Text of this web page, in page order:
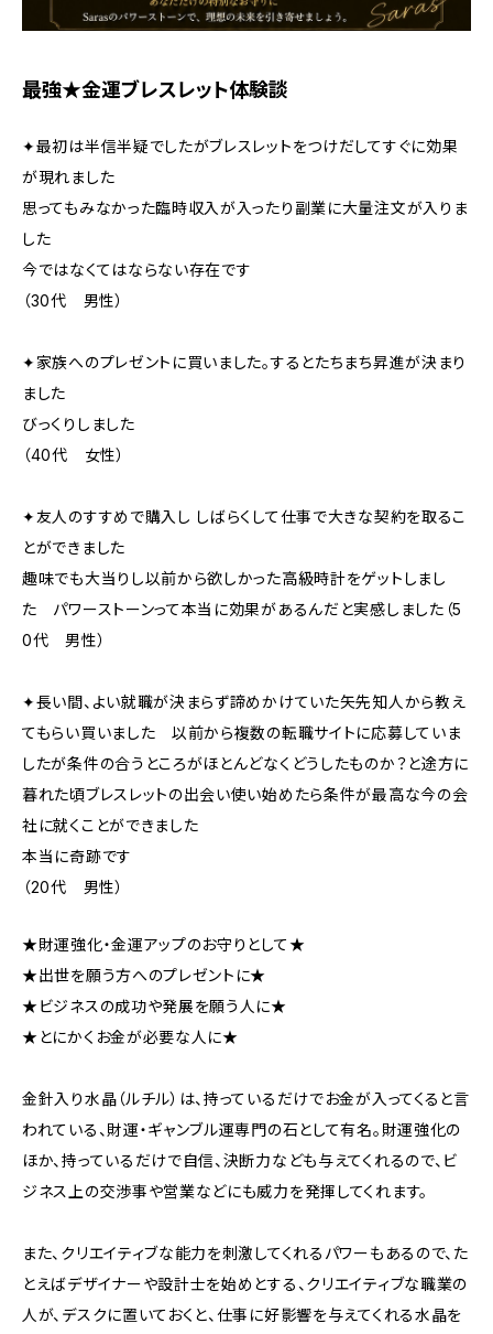
最強★金運ブレスレット体験談
✦最初は半信半疑でしたがブレスレットをつけだしてすぐに効果
が現れました
思ってもみなかった臨時収入が入ったり副業に大量注文が入りま
した
今ではなくてはならない存在です
（30代 男性）
✦家族へのプレゼントに買いました。するとたちまち昇進が決まり
ました
びっくりしました
（40代 女性）
✦友人のすすめで購入し しばらくして仕事で大きな契約を取るこ
とができました
趣味でも大当りし以前から欲しかった高級時計をゲットしまし
た パワーストーンって本当に効果があるんだと実感しました（5
0代 男性）
✦長い間、よい就職が決まらず諦めかけていた矢先知人から教え
てもらい買いました 以前から複数の転職サイトに応募していま
したが条件の合うところがほとんどなくどうしたものか？と途方に
暮れた頃ブレスレットの出会い使い始めたら条件が最高な今の会
社に就くことができました
本当に奇跡です
（20代 男性）
★財運強化・金運アップのお守りとして★
★出世を願う方へのプレゼントに★
★ビジネスの成功や発展を願う人に★
★とにかくお金が必要な人に★
金針入り水晶（ルチル）は、持っているだけでお金が入ってくると言
われている、財運・ギャンブル運専門の石として有名。財運強化の
ほか、持っているだけで自信、決断力なども与えてくれるので、ビ
ジネス上の交渉事や営業などにも威力を発揮してくれます。
また、クリエイティブな能力を刺激してくれるパワーもあるので、た
とえばデザイナーや設計士を始めとする、クリエイティブな職業の
人が、デスクに置いておくと、仕事に好影響を与えてくれる水晶を